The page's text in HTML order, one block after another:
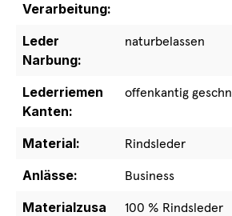
Verarbeitung:
Leder
Narbung:
naturbelassen
Lederriemen
Kanten:
offenkantig
Material:
Rindsleder
Anlässe:
Business
Materialzusa
100 % Rindsleder